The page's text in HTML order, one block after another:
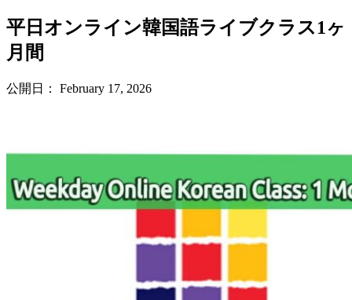
平日オンライン韓国語ライブクラス1ヶ
月間
公開日： February 17, 2026